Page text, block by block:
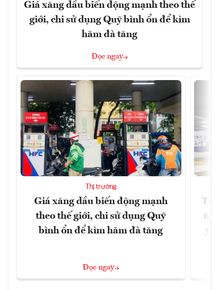
Giá xăng dầu biến động mạnh theo thế
giới, chi sử dụng Quỹ bình ổn để kìm
hãm đà tăng
Đọc ngay
Thị trường
Giá xăng dầu biến động mạnh
theo thế giới, chi sử dụng Quỹ
bình ổn để kìm hãm đà tăng
Đọc ngay